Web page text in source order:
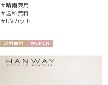
＃晴雨兼用
＃送料無料
＃UVカット
料
N